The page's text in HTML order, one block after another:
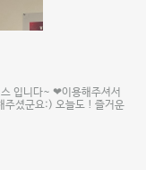
입니다~ ❤이용해주셔서
주셨군요:) 오늘도 ! 즐거운